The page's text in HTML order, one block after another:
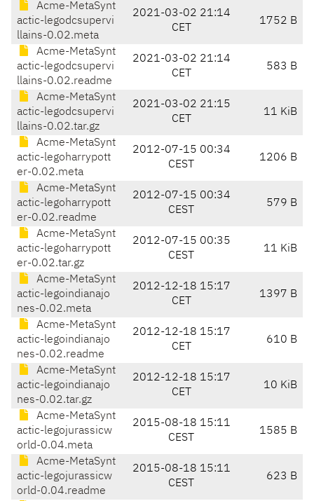
Acme-MetaSynt
actic-legodcsupervi
llains-0.02.meta
2021-03-02 21:14
CET
1752 B
Acme-MetaSynt
actic-legodcsupervi
llains-0.02.readme
2021-03-02 21:14
CET
583 B
Acme-MetaSynt
actic-legodcsupervi
llains-0.02.tar.gz
2021-03-02 21:15
CET
11 KiB
Acme-MetaSynt
actic-legoharrypott
er-0.02.meta
2012-07-15 00:34
CEST
1206 B
Acme-MetaSynt
actic-legoharrypott
er-0.02.readme
2012-07-15 00:34
CEST
579 B
Acme-MetaSynt
actic-legoharrypott
er-0.02.tar.gz
2012-07-15 00:35
CEST
11 KiB
Acme-MetaSynt
actic-legoindianajo
nes-0.02.meta
2012-12-18 15:17
CET
1397 B
Acme-MetaSynt
actic-legoindianajo
nes-0.02.readme
2012-12-18 15:17
CET
610 B
Acme-MetaSynt
actic-legoindianajo
nes-0.02.tar.gz
2012-12-18 15:17
CET
10 KiB
Acme-MetaSynt
actic-legojurassicw
orld-0.04.meta
2015-08-18 15:11
CEST
1585 B
Acme-MetaSynt
actic-legojurassicw
orld-0.04.readme
2015-08-18 15:11
CEST
623 B